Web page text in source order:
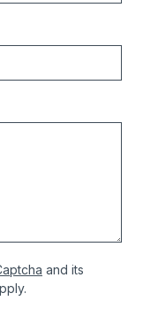
(Angaben
(verformbar
alle
and its